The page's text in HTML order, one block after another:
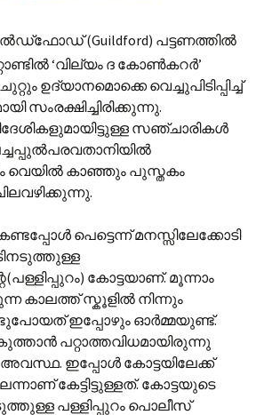
(Guildford) പട്ടണത്തില്‍
‘വില്യം ദ കോണ്‍കറര്‍’
ഉദ്യാനമൊക്കെ വെച്ചുപിടിപ്പിച്ച്
സംരക്ഷിച്ചിരിക്കുന്നു.
സഞ്ചാരികള്‍
വെയില്‍ കാഞ്ഞും പുസ്തകം
പെട്ടെന്ന് മനസ്സിലേക്കോടി
കോട്ടയാണ്. മൂന്നാം
കാലത്ത് സ്കൂളില്‍ നിന്നും
ഇപ്പോഴും ഓര്‍മ്മയുണ്ട്.
പറ്റാത്തവിധമായിരുന്നു
ഇപ്പോള്‍ കോട്ടയിലേക്ക്
കേട്ടിട്ടുള്ളത്. കോട്ടയുടെ
പള്ളിപ്പുറം പൊലീസ്